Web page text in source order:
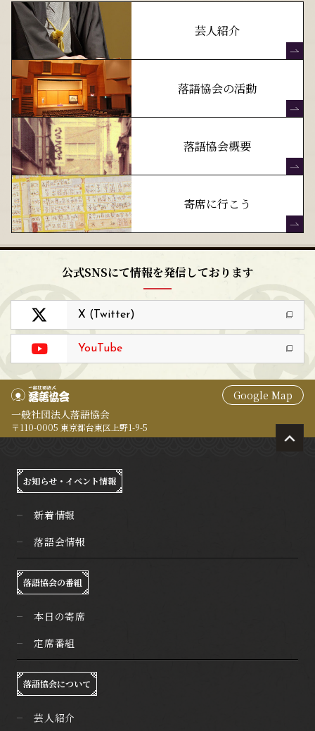
芸人紹介
落語協会の活動
落語協会概要
寄席に行こう
公式SNSにて情報を発信しております
X (Twitter)
YouTube
Google Map
一般社団法人落語協会
〒110-0005 東京都台東区上野1-9-5
お知らせ・イベント情報
新着情報
落語会情報
落語協会の番組
本日の寄席
定席番組
落語協会について
芸人紹介